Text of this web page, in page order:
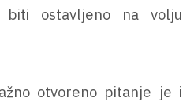
ostavljeno na volju
otvoreno pitanje je i